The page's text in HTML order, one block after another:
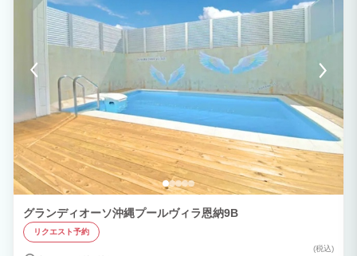
グランディオーソ沖縄プールヴィラ恩納9B
リクエスト予約
(税込)